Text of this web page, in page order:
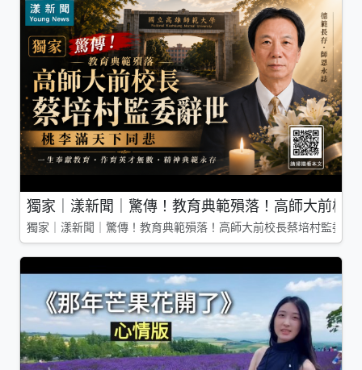
獨家｜漾新聞｜驚傳！教育典範殞落！高師大前校
獨家｜漾新聞｜驚傳！教育典範殞落！高師大前校長蔡培村監委